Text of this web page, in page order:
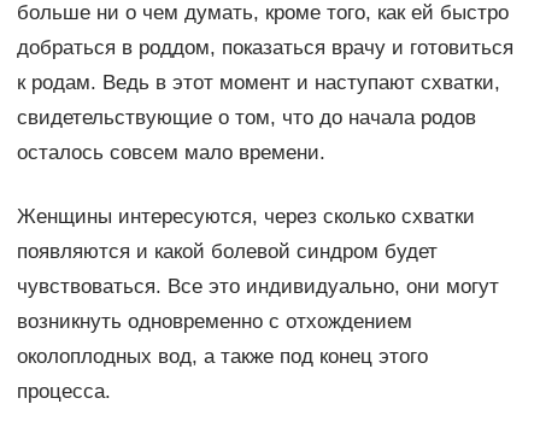
больше ни о чем думать, кроме того, как ей быстро
добраться в роддом, показаться врачу и готовиться
к родам. Ведь в этот момент и наступают схватки,
свидетельствующие о том, что до начала родов
осталось совсем мало времени.
Женщины интересуются, через сколько схватки
появляются и какой болевой синдром будет
чувствоваться. Все это индивидуально, они могут
возникнуть одновременно с отхождением
околоплодных вод, а также под конец этого
процесса.